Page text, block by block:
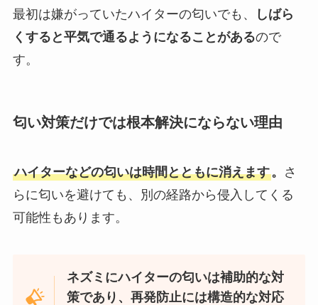
最初は嫌がっていたハイターの匂いでも、
しばら
くすると平気で通るようになることがあるので
す。
匂い対策だけでは根本解決にならない理由
ハイターなどの匂いは時間とともに消えます。
さ
らに匂いを避けても、別の経路から侵入してくる
可能性もあります。
ネズミにハイターの匂いは補助的な対
策であり、再発防止には構造的な対応